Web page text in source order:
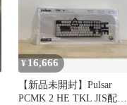
¥ 16,666
【新品未開封】Pulsar
PCMK 2 HE TKL JIS配列